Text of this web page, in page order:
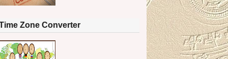
Zone Converter